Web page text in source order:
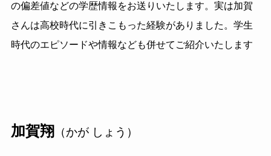
の偏差値などの学歴情報をお送りいたします。実は加賀
さんは高校時代に引きこもった経験がありました。学生
時代のエピソードや情報なども併せてご紹介いたします
加賀翔 （かが しょう）